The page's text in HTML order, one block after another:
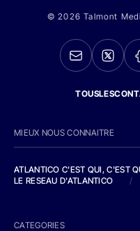
© 2026 Talmont
MIEUX NOUS CONNAITRE
ATLANTICO C'EST QUI, C'EST
LE RESEAU D'ATLANTICO
/
CATEGORIES